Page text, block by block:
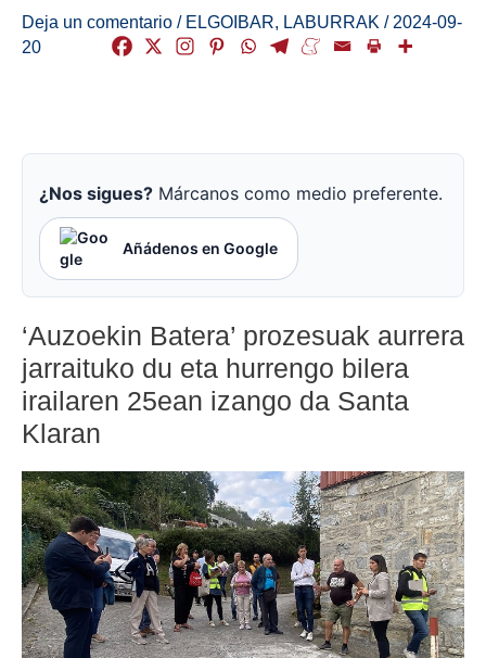
Deja un comentario / ELGOIBAR, LABURRAK / 2024-09-
20
¿Nos sigues? Márcanos como medio preferente.
Añádenos en Google
‘Auzoekin Batera’ prozesuak aurrera
jarraituko du eta hurrengo bilera
irailaren 25ean izango da Santa
Klaran